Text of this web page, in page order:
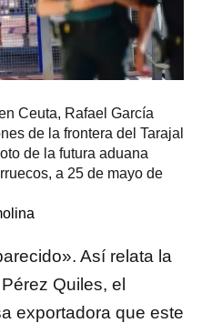
Ceuta, Rafael García
de la frontera del Tarajal
de la futura aduana
a 25 de mayo de
Así relata la
Quiles, el
exportadora que este